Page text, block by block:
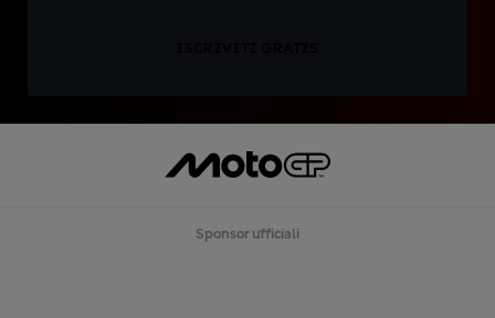
Sponsor ufficiali